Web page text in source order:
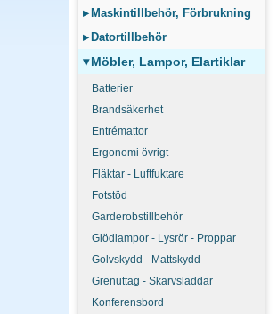
▸ Maskintillbehör, Förbrukning
▸ Datortillbehör
▾Möbler, Lampor, Elartiklar
Batterier
Brandsäkerhet
Entrémattor
Ergonomi övrigt
Fläktar - Luftfuktare
Fotstöd
Garderobstillbehör
Glödlampor - Lysrör - Proppar
Golvskydd - Mattskydd
Grenuttag - Skarvsladdar
Konferensbord